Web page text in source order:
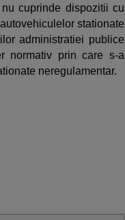
cuprinde dispozitii cu
stationate
administratiei publice
normativ prin care s-a
neregulamentar.